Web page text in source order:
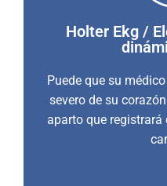
Holter Ekg /
Puede que su
severo de su
aparto que